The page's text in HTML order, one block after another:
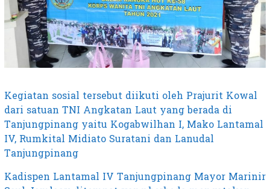
Kegiatan sosial tersebut diikuti oleh Prajurit Kowal
dari satuan TNI Angkatan Laut yang berada di
Tanjungpinang yaitu Kogabwilhan I, Mako Lantamal
IV, Rumkital Midiato Suratani dan Lanudal
Tanjungpinang
Kadispen Lantamal IV Tanjungpinang Mayor Marinir